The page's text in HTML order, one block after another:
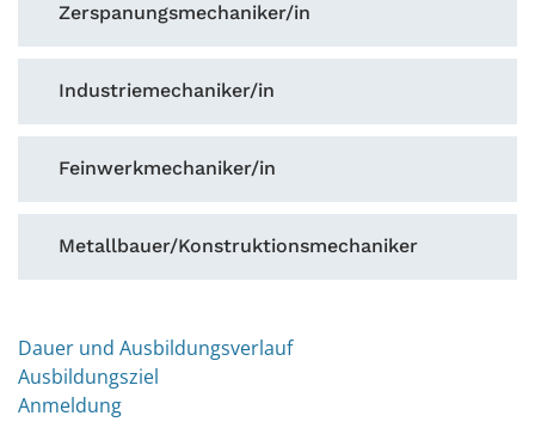
Zerspanungsmechaniker/in
Industriemechaniker/in
Feinwerkmechaniker/in
Metallbauer/Konstruktionsmechaniker
Dauer und Ausbildungsverlauf
Ausbildungsziel
Anmeldung